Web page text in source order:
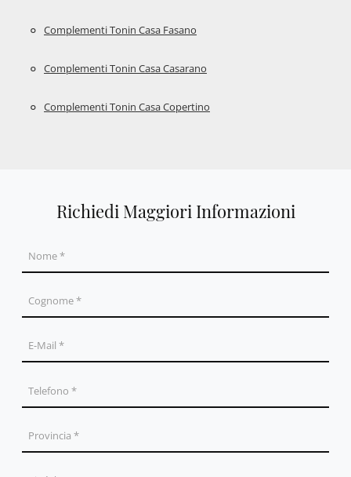
Complementi Tonin Casa Fasano
Complementi Tonin Casa Casarano
Complementi Tonin Casa Copertino
Richiedi Maggiori Informazioni